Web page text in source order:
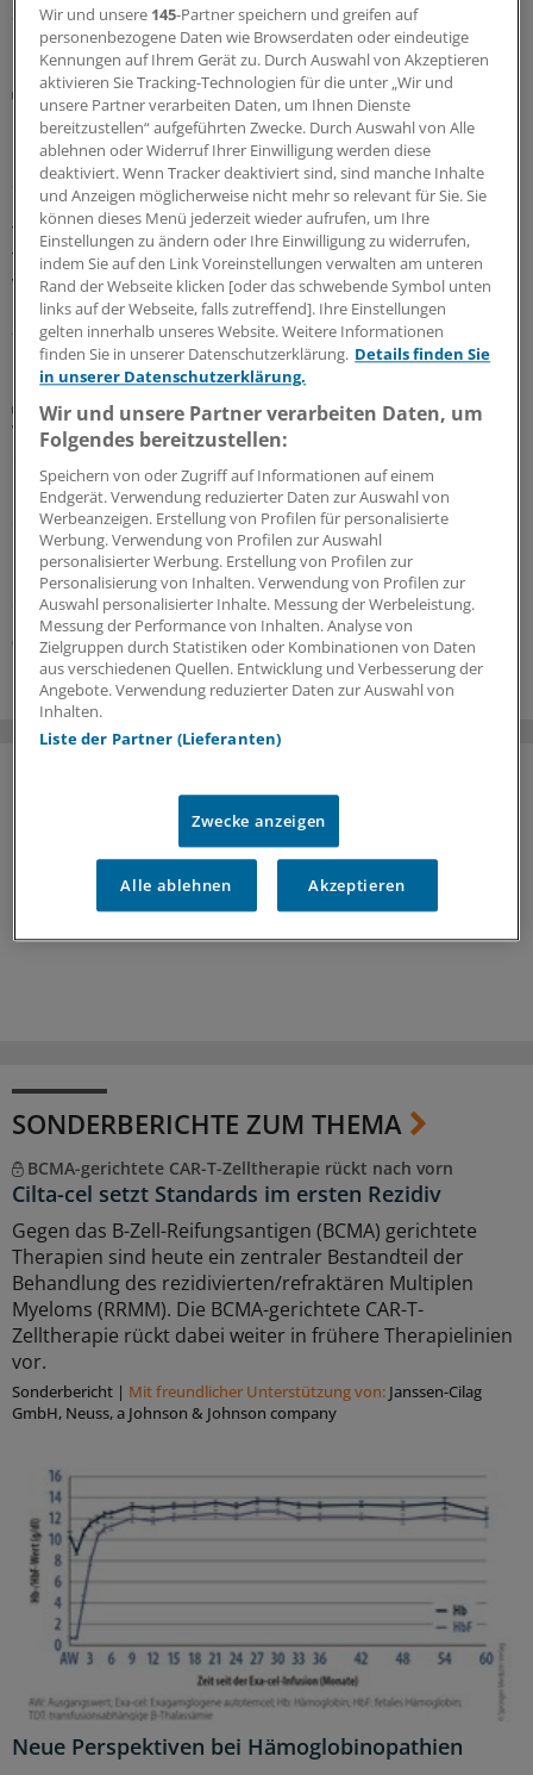
30.07.2026
Ergebnisse einer Vergleichsstudie
CT-Kolonografie oder FIT: Welches Verfahren
Darmkrebs früher aufspürt
Sollte beim Darmkrebs-Screening auf die CT-
Kolonografie oder auf den fäkalen immunochemischen
Test auf okkultes Blut gesetzt werden? Ein italienisches
Team hat die diagnostischen Fähigkeiten der beiden
Verfahren verglichen.
28.07.2026
Daten nach 23 Jahren Follow-up
Wie wirksam ist eine Darmkrebsvorsorge mittels
einmaliger Sigmoidoskopie?
Ein Screeningprogramm, für das Personen zu einer
einmaligen Sigmoidoskopie eingeladen werden, kann die
Darmkrebsinzidenz senken. Dafür sprechen
Langzeitdaten aus Norwegen. Was bedeutet das für das
Screening hierzulande?
08.07.2026
SONDERBERICHTE ZUM THEMA
BCMA-gerichtete CAR-T-Zelltherapie rückt nach vorn
Cilta-cel setzt Standards im ersten Rezidiv
Gegen das B-Zell-Reifungsantigen (BCMA) gerichtete
Therapien sind heute ein zentraler Bestandteil der
Behandlung des rezidivierten/refraktären Multiplen
Myeloms (RRMM). Die BCMA-gerichtete CAR-T-
Zelltherapie rückt dabei weiter in frühere Therapielinien
vor.
Sonderbericht | Mit freundlicher Unterstützung von: Janssen-Cilag
GmbH, Neuss, a Johnson & Johnson company
Neue Perspektiven bei Hämoglobinopathien
Wir und unsere 145-Partner speichern und greifen auf
personenbezogene Daten wie Browserdaten oder eindeutige
Kennungen auf Ihrem Gerät zu. Durch Auswahl von Akzeptieren
aktivieren Sie Tracking-Technologien für die unter „Wir und
unsere Partner verarbeiten Daten, um Ihnen Dienste
bereitzustellen“ aufgeführten Zwecke. Durch Auswahl von Alle
ablehnen oder Widerruf Ihrer Einwilligung werden diese
deaktiviert. Wenn Tracker deaktiviert sind, sind manche Inhalte
und Anzeigen möglicherweise nicht mehr so relevant für Sie. Sie
können dieses Menü jederzeit wieder aufrufen, um Ihre
Einstellungen zu ändern oder Ihre Einwilligung zu widerrufen,
indem Sie auf den Link Voreinstellungen verwalten am unteren
Rand der Webseite klicken [oder das schwebende Symbol unten
links auf der Webseite, falls zutreffend]. Ihre Einstellungen
gelten innerhalb unseres Website. Weitere Informationen
finden Sie in unserer Datenschutzerklärung. Details finden Sie
in unserer Datenschutzerklärung.
Wir und unsere Partner verarbeiten Daten, um
Folgendes bereitzustellen:
Speichern von oder Zugriff auf Informationen auf einem
Endgerät. Verwendung reduzierter Daten zur Auswahl von
Werbeanzeigen. Erstellung von Profilen für personalisierte
Werbung. Verwendung von Profilen zur Auswahl
personalisierter Werbung. Erstellung von Profilen zur
Personalisierung von Inhalten. Verwendung von Profilen zur
Auswahl personalisierter Inhalte. Messung der Werbeleistung.
Messung der Performance von Inhalten. Analyse von
Zielgruppen durch Statistiken oder Kombinationen von Daten
aus verschiedenen Quellen. Entwicklung und Verbesserung der
Angebote. Verwendung reduzierter Daten zur Auswahl von
Inhalten.
Liste der Partner (Lieferanten)
Zwecke anzeigen
Alle ablehnen Akzeptieren